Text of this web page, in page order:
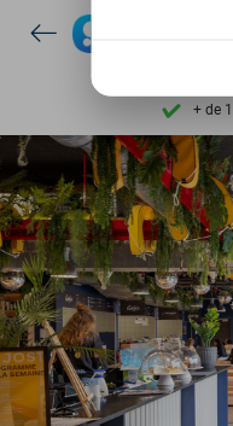
+ de
+ de